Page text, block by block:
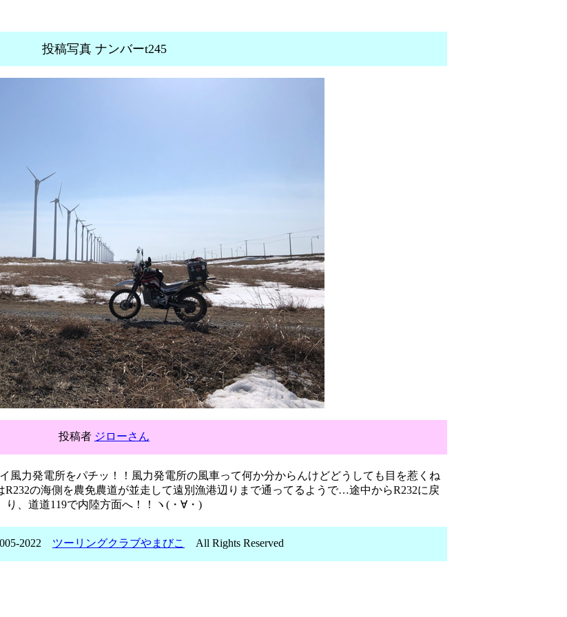
投稿写真 ナンバーt245
投稿者 ジローさん
風力発電所をパチッ！！風力発電所の風車って何か分からんけどどうしても目を惹くね
の海側を農免農道が並走して遠別漁港辺りまで通ってるようで…途中からR232に戻
り、道道119で内陸方面へ！！ヽ(・∀・)
2022 ツーリングクラブやまびこ All Rights Reserved